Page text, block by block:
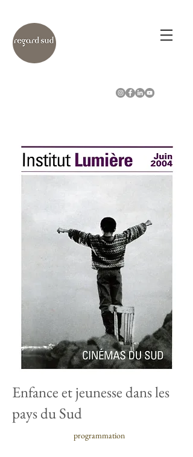
Enfance et jeunesse dans les
pays du Sud
programmation